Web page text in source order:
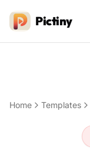
Pictiny
Home Templates